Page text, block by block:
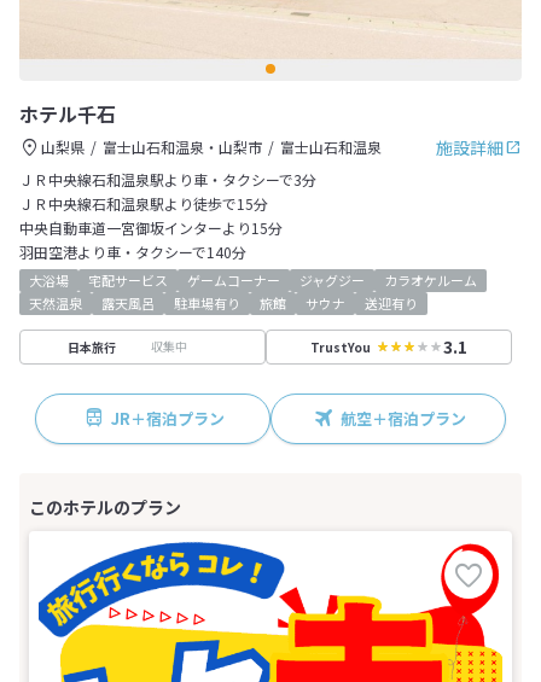
ホテル千石
施設詳細
山梨県 富士山石和温泉・山梨市
富士山石和温泉
ＪＲ中央線石和温泉駅より車・タクシーで3分
ＪＲ中央線石和温泉駅より徒歩で15分
中央自動車道一宮御坂インターより15分
羽田空港より車・タクシーで140分
大浴場 宅配サービス ゲームコーナー ジャグジー
カラオケルーム
天然温泉
露天風呂 駐車場有り 旅館 サウナ 送迎有り
日本旅行 収集中 TrustYou 3.1
JR＋宿泊プラン 航空＋宿泊プラン